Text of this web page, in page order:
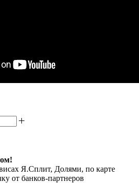
Я.Сплит, Долями, по карте
от банков-партнеров